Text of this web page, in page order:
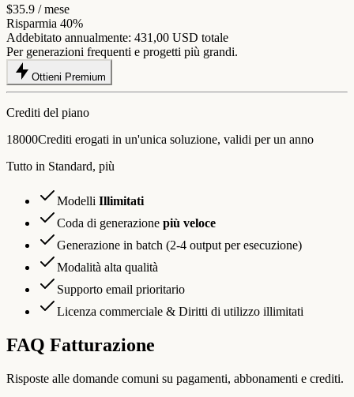
$35.9 / mese
Risparmia 40%
Addebitato annualmente: 431,00 USD totale
Per generazioni frequenti e progetti più grandi.
Ottieni Premium
Crediti del piano
18000Crediti erogati in un'unica soluzione, validi per un anno
Tutto in Standard, più
Modelli Illimitati
Coda di generazione più veloce
Generazione in batch (2-4 output per esecuzione)
Modalità alta qualità
Supporto email prioritario
Licenza commerciale & Diritti di utilizzo illimitati
FAQ Fatturazione
Risposte alle domande comuni su pagamenti, abbonamenti e crediti.